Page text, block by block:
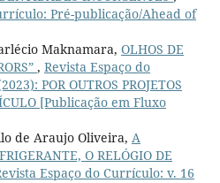
Pré-publicação/Ahead of
Maknamara, OLHOS DE
, Revista Espaço do
POR OUTROS PROJETOS
[Publicação em Fluxo
de Araujo Oliveira, A
O RELÓGIO DE
Espaço do Currículo: v. 16